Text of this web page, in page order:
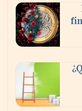
Ricardo